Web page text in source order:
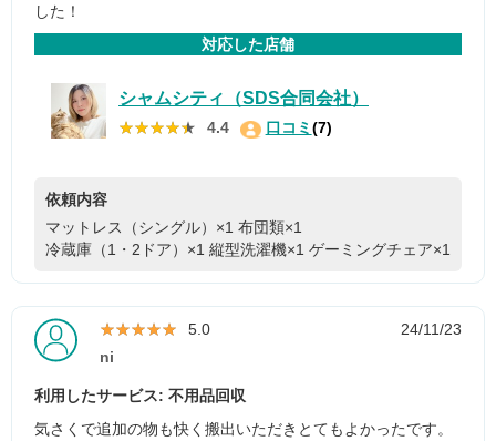
した！
対応した店舗
シャムシティ（SDS合同会社）
★★★★★
★★★★★ 4.4 口コミ(7)
依頼内容
マットレス（シングル）×1 布団類×1
冷蔵庫（1・2ドア）×1 縦型洗濯機×1 ゲーミングチェア×1
★★★★★
★★★★★ 5.0
24/11/23
ni
利用したサービス: 不用品回収
気さくで追加の物も快く搬出いただきとてもよかったです。